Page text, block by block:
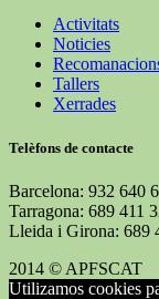
Activitats
Noticies
Tallers
Xerrades
Telèfons de contacte
Barcelona: 932 640
Tarragona: 689 411
Lleida i Girona: 689
2014 © APFSCAT
Utilizamos cookies